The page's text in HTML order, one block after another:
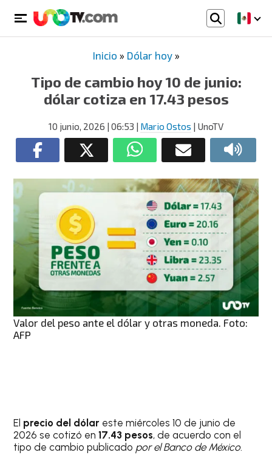
Inicio » Dólar hoy»
Tipo de cambio hoy 10 de junio:
dólar cotiza en 17.43 pesos
10 junio, 2026 | 06:53 | Mario Ostos | UnoTV
Valor del peso ante el dólar y otras moneda. Foto:
AFP
El precio del dólar este miércoles 10 de junio de
2026 se cotizó en17.43 pesos, de acuerdo con el
tipo de cambio publicado por el Banco de México.